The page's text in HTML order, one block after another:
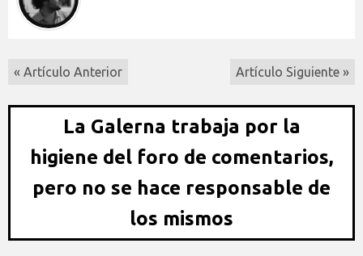
« Artículo Anterior Artículo Siguiente »
La Galerna trabaja por la
higiene del foro de comentarios,
pero no se hace responsable de
los mismos